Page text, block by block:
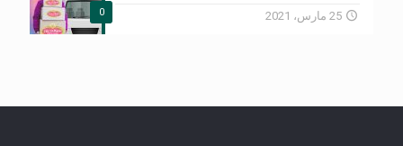
0
25 مارس، 2021